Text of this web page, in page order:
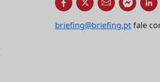
briefing@briefing.ptfale